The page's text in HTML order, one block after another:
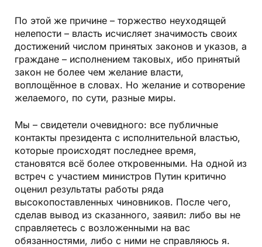
По этой же причине – торжество неуходящей
нелепости – власть исчисляет значимость своих
достижений числом принятых законов и указов, а
граждане – исполнением таковых, ибо принятый
закон не более чем желание власти,
воплощённое в словах. Но желание и сотворение
желаемого, по сути, разные миры.
Мы – свидетели очевидного: все публичные
контакты президента с исполнительной властью,
которые происходят последнее время,
становятся всё более откровенными. На одной из
встреч с участием министров Путин критично
оценил результаты работы ряда
высокопоставленных чиновников. После чего,
сделав вывод из сказанного, заявил: либо вы не
справляетесь с возложенными на вас
обязанностями, либо с ними не справляюсь я.